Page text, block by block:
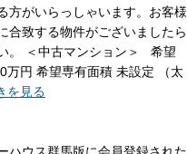
方がいらっしゃいます。お客様
合致する物件がございましたら
。 ＜中古マンション＞ 希望
万円 希望専有面積 未設定 （太
を見る